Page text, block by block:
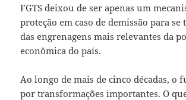
FGTS deixou de ser apenas um
proteção em caso de demissão para
das engrenagens mais relevantes da
econômica do país.
Ao longo de mais de cinco décadas, o
por transformações importantes. O